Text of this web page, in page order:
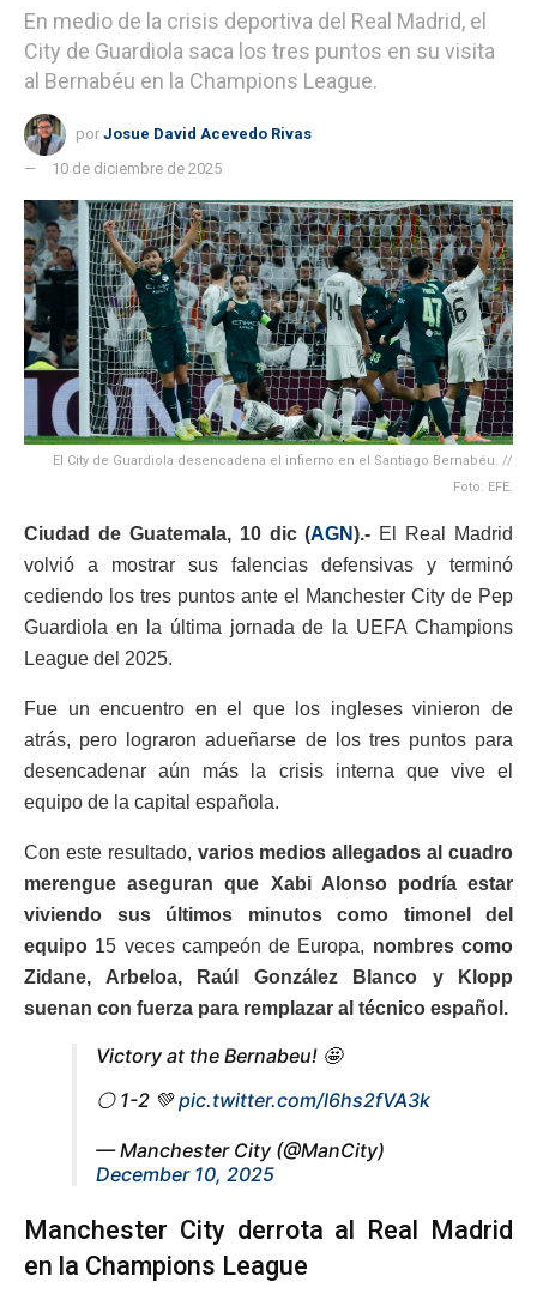
En medio de la crisis deportiva del Real Madrid, el
City de Guardiola saca los tres puntos en su visita
al Bernabéu en la Champions League.
por Josue David Acevedo Rivas
10 de diciembre de 2025
El City de Guardiola desencadena el infierno en el Santiago Bernabéu. //
Foto: EFE.
Ciudad de Guatemala, 10 dic (AGN).- El Real Madrid
volvió a mostrar sus falencias defensivas y terminó
cediendo los tres puntos ante el Manchester City de Pep
Guardiola en la última jornada de la UEFA Champions
League del 2025.
Fue un encuentro en el que los ingleses vinieron de
atrás, pero lograron adueñarse de los tres puntos para
desencadenar aún más la crisis interna que vive el
equipo de la capital española.
Con este resultado, varios medios allegados al cuadro
merengue aseguran que Xabi Alonso podría estar
viviendo sus últimos minutos como timonel del
equipo 15 veces campeón de Europa, nombres como
Zidane, Arbeloa, Raúl González Blanco y Klopp
suenan con fuerza para remplazar al técnico español.
Victory at the Bernabeu! 🤩
⚪️ 1-2 💚pic.twitter.com/l6hs2fVA3k
— Manchester City (@ManCity)
December 10, 2025
Manchester City derrota al Real Madrid
en la Champions League